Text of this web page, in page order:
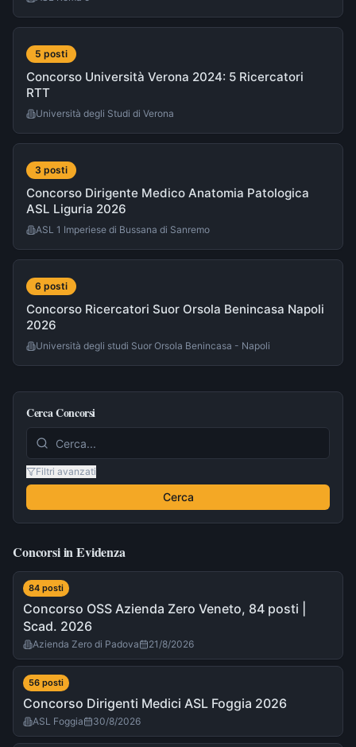
5 posti
Concorso Università Verona 2024: 5 Ricercatori
RTT
Università degli Studi di Verona
3 posti
Concorso Dirigente Medico Anatomia Patologica
ASL Liguria 2026
ASL 1 Imperiese di Bussana di Sanremo
6 posti
Concorso Ricercatori Suor Orsola Benincasa Napoli
2026
Università degli studi Suor Orsola Benincasa - Napoli
Cerca Concorsi
Filtri avanzati
Cerca
Concorsi in Evidenza
84 posti
Concorso OSS Azienda Zero Veneto, 84 posti |
Scad. 2026
Azienda Zero di Padova 21/8/2026
56 posti
Concorso Dirigenti Medici ASL Foggia 2026
ASL Foggia 30/8/2026